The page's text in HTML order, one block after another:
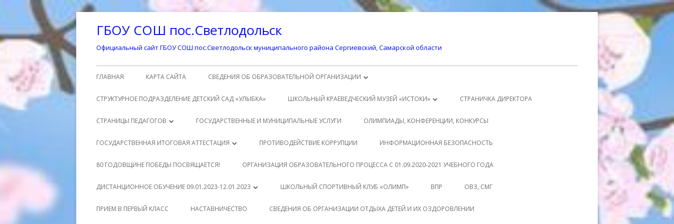
Перейти
к
содержимому
ГБОУ СОШ пос.Светлодольск
Официальный сайт ГБОУ СОШ пос.Светлодольск муниципального района Сергиевский, Самарской области
Основное
меню
ГЛАВНАЯ КАРТА САЙТА СВЕДЕНИЯ ОБ ОБРАЗОВАТЕЛЬНОЙ ОРГАНИЗАЦИИ
ОСНОВНЫЕ СВЕДЕНИЯ
СТРУКТУРА И ОРГАНЫ УПРАВЛЕНИЯ
СТРУКТУРНОЕ ПОДРАЗДЕЛЕНИЕ ДЕТСКИЙ САД «УЛЫБКА» ШКОЛЬНЫЙ КРАЕВЕДЧЕСКИЙ МУЗЕЙ «ИСТОКИ»
ИСТОРИЯ ПОСЕЛКА СВЕТЛОДОЛЬСК
ИСТОРИЯ ШКОЛЫ
СТРАНИЧКА ДИРЕКТОРА
СТРАНИЦЫ ПЕДАГОГОВ
ШМАТЕНКО ЕЛЕНА ВЛАДИМИРОВНА РОДИТЕЛЯМ
МАТЕРИАЛЫ К УРОКАМ
НОРМАТИВНО-ПРАВОВЫЕ
МУХРАНОВА ЕКАТЕРИНА
УЧАЩИМСЯ
МЕТОДИЧЕСКАЯ КОПИЛКА
НОРМАТИВНЫЕ ДОКУМЕНТЫ
ГОСУДАРСТВЕННЫЕ И МУНИЦИПАЛЬНЫЕ УСЛУГИ ОЛИМПИАДЫ, КОНФЕРЕНЦИИ, КОНКУРСЫ
ГОСУДАРСТВЕННАЯ ИТОГОВАЯ АТТЕСТАЦИЯ
ГОСУДАРСТВЕННАЯ ИТОГОВАЯ
АТТЕСТАЦИЯ 11 КЛАСС
ПРОТИВОДЕЙСТВИЕ КОРРУПЦИИ ИНФОРМАЦИОННАЯ БЕЗОПАСНОСТЬ
80 ГОДОВЩИНЕ ПОБЕДЫ ПОСВЯЩАЕТСЯ! ОРГАНИЗАЦИЯ ОБРАЗОВАТЕЛЬНОГО ПРОЦЕССА С 01.09.2020-2021 УЧЕБНОГО ГОДА
ДИСТАНЦИОННОЕ ОБУЧЕНИЕ 09.01.2023-12.01.2023
РАСПИСАНИЕ УРОКОВ 1 КЛАСС
ШКОЛЬНЫЙ СПОРТИВНЫЙ КЛУБ «ОЛИМП» ВПР ОВЗ, СМГ
ПРИЕМ В ПЕРВЫЙ КЛАСС НАСТАВНИЧЕСТВО СВЕДЕНИЯ ОБ ОРГАНИЗАЦИИ ОТДЫХА ДЕТЕЙ И ИХ ОЗДОРОВЛЕНИИ